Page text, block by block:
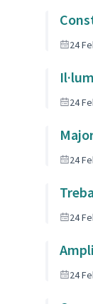
24
24
24
24
24